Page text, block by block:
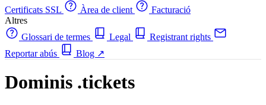
Certificats SSL
Àrea de client
Facturació
Altres
Glossari de termes
Legal
Registrant rights
Reportar abús
Blog ↗
Dominis .tickets